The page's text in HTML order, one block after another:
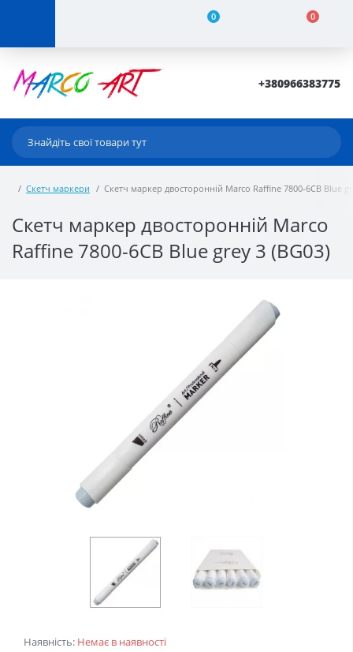
0 0
+380966383775
Скетч маркери Скетч маркер двосторонній Marco Raffine 7800-6CB Blue
Скетч маркер двосторонній Marco
Raffine 7800-6CB Blue grey 3 (BG03)
Наявність: Немає в наявності